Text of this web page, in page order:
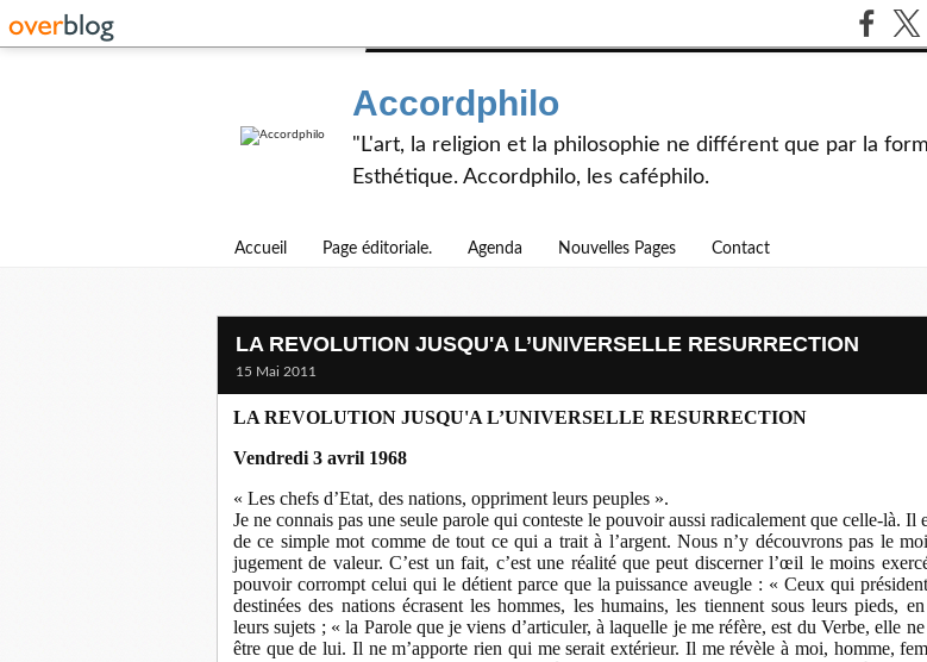
Accordphilo
"L'art, la religion et la philosophie ne différent que par la
Esthétique. Accordphilo, les caféphilo.
Accueil Page éditoriale. Agenda Nouvelles Pages Contact
LA REVOLUTION JUSQU'A L’UNIVERSELLE RESURRECTION
15 Mai 2011
LA REVOLUTION JUSQU'A L’UNIVERSELLE RESURRECTION
Vendredi 3 avril 1968
« Les chefs d’Etat, des nations, oppriment leurs peuples ».
Je ne connais pas une seule parole qui conteste le pouvoir aussi radicalement que celle-là. Il
de ce simple mot comme de tout ce qui a trait à l’argent. Nous n’y découvrons pas le
jugement de valeur. C’est un fait, c’est une réalité que peut discerner l’œil le moins
pouvoir corrompt celui qui le détient parce que la puissance aveugle : « Ceux qui
destinées des nations écrasent les hommes, les humains, les tiennent sous leurs pieds,
leurs sujets ; « la Parole que je viens d’articuler, à laquelle je me réfère, est du Verbe, elle
être que de lui. Il ne m’apporte rien qui me serait extérieur. Il me révèle à moi, homme,